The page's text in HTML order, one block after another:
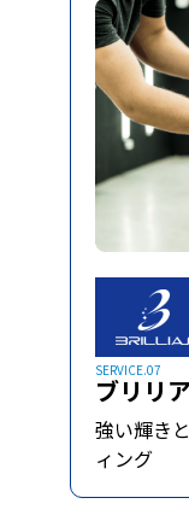
SERVICE.07
ブリリ
強い輝き
ィング